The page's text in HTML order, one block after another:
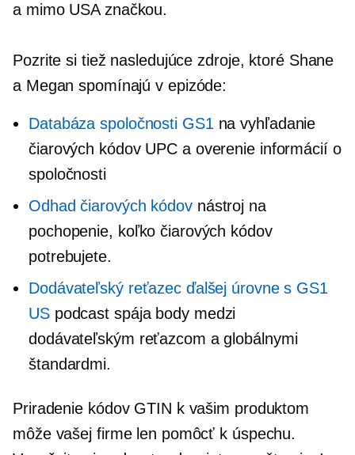
a mimo USAznačkou.
Pozrite si tiež nasledujúce zdroje, ktoré Shane
a Megan spomínajú v epizóde:
Databáza spoločnosti GS1 na vyhľadanie
čiarových kódov UPC a overenie informácií o
spoločnosti
Odhad čiarových kódovnástroj na
pochopenie, koľko čiarových kódov
potrebujete.
Dodávateľský reťazec ďalšej úrovne s GS1
USpodcast spája body medzi
dodávateľským reťazcom a globálnymi
štandardmi.
Priradenie kódov GTIN k vašim produktom
môže vašej firme len pomôcť k úspechu.